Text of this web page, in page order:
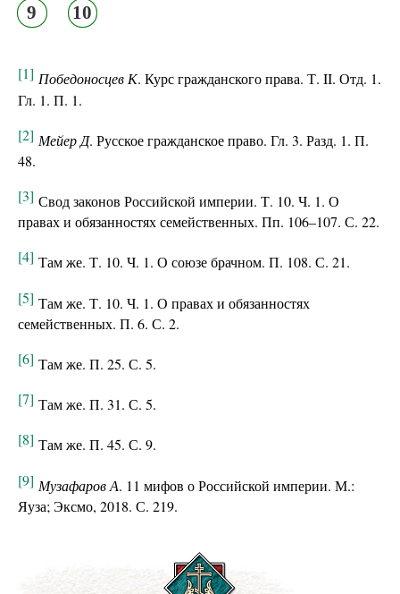
9 10
[1] Победоносцев К. Курс гражданского права. Т. II. Отд. 1.
Гл. 1. П. 1.
[2] Мейер Д. Русское гражданское право. Гл. 3. Разд. 1. П.
48.
[3] Свод законов Российской империи. Т. 10. Ч. 1. О
правах и обязанностях семейственных. Пп. 106–107. С. 22.
[4] Там же. Т. 10. Ч. 1. О союзе брачном. П. 108. С. 21.
[5] Там же. Т. 10. Ч. 1. О правах и обязанностях
семейственных. П. 6. С. 2.
[6] Там же. П. 25. С. 5.
[7] Там же. П. 31. С. 5.
[8] Там же. П. 45. С. 9.
[9] Музафаров А. 11 мифов о Российской империи. М.:
Яуза; Эксмо, 2018. С. 219.